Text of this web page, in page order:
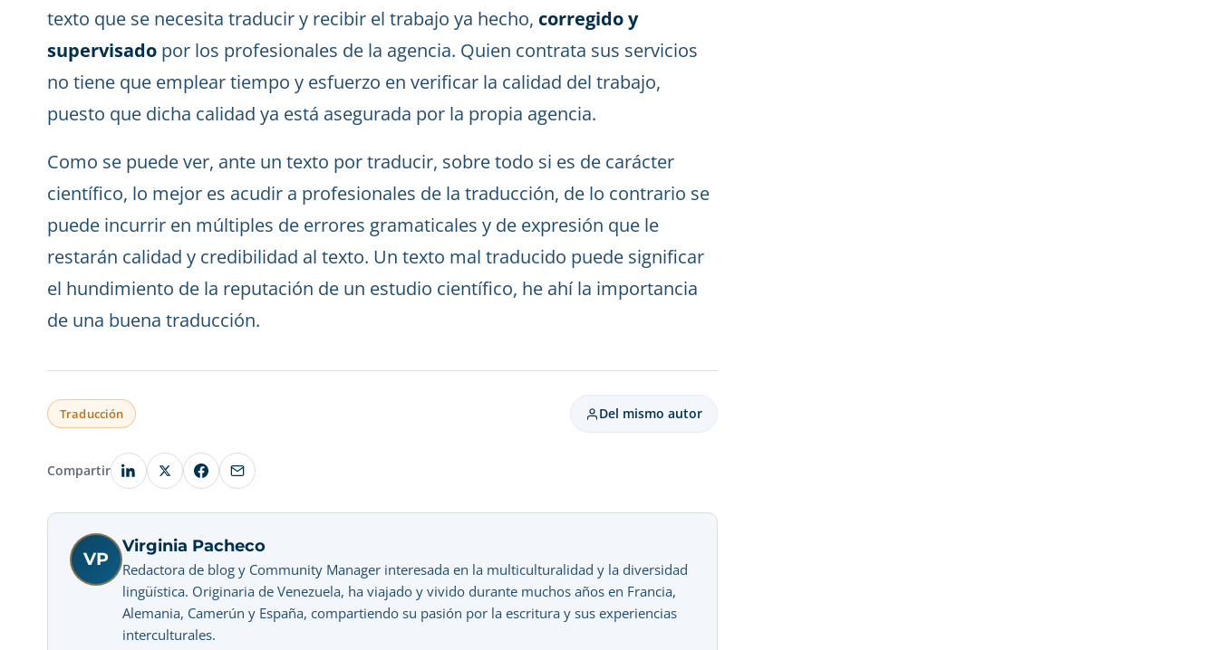
texto que se necesita traducir y recibir el trabajo ya hecho, corregido y
supervisado por los profesionales de la agencia. Quien contrata sus servicios
no tiene que emplear tiempo y esfuerzo en verificar la calidad del trabajo,
puesto que dicha calidad ya está asegurada por la propia agencia.
Como se puede ver, ante un texto por traducir, sobre todo si es de carácter
científico, lo mejor es acudir a profesionales de la traducción, de lo contrario se
puede incurrir en múltiples de errores gramaticales y de expresión que le
restarán calidad y credibilidad al texto. Un texto mal traducido puede significar
el hundimiento de la reputación de un estudio científico, he ahí la importancia
de una buena traducción.
Traducción Del mismo autor
Compartir
VP
Virginia Pacheco
Redactora de blog y Community Manager interesada en la multiculturalidad y la diversidad
lingüística. Originaria de Venezuela, ha viajado y vivido durante muchos años en Francia,
Alemania, Camerún y España, compartiendo su pasión por la escritura y sus experiencias
interculturales.